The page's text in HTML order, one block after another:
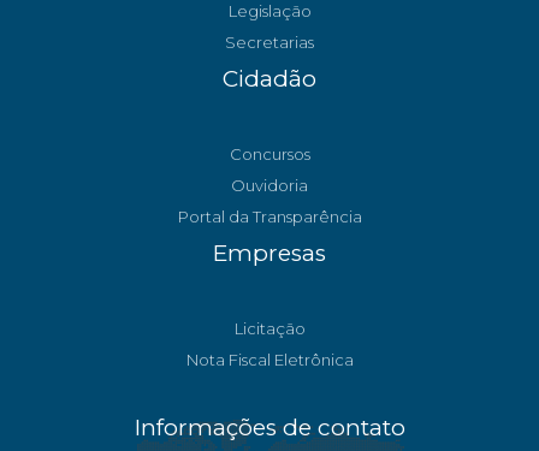
Legislação
Secretarias
Cidadão
Concursos
Ouvidoria
Portal da Transparência
Empresas
Licitação
Nota Fiscal Eletrônica
Informações de contato